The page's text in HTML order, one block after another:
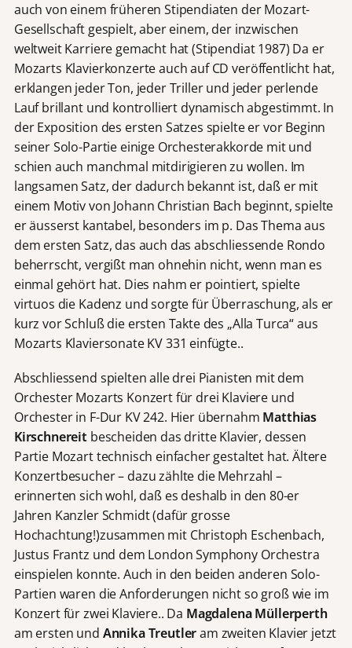
auch von einem früheren Stipendiaten der Mozart-
Gesellschaft gespielt, aber einem, der inzwischen
weltweit Karriere gemacht hat (Stipendiat 1987) Da er
Mozarts Klavierkonzerte auch auf CD veröffentlicht hat,
erklangen jeder Ton, jeder Triller und jeder perlende
Lauf brillant und kontrolliert dynamisch abgestimmt. In
der Exposition des ersten Satzes spielte er vor Beginn
seiner Solo-Partie einige Orchesterakkorde mit und
schien auch manchmal mitdirigieren zu wollen. Im
langsamen Satz, der dadurch bekannt ist, daß er mit
einem Motiv von Johann Christian Bach beginnt, spielte
er äusserst kantabel, besonders im p. Das Thema aus
dem ersten Satz, das auch das abschliessende Rondo
beherrscht, vergißt man ohnehin nicht, wenn man es
einmal gehört hat. Dies nahm er pointiert, spielte
virtuos die Kadenz und sorgte für Überraschung, als er
kurz vor Schluß die ersten Takte des „Alla Turca“ aus
Mozarts Klaviersonate KV 331 einfügte..
Abschliessend spielten alle drei Pianisten mit dem
Orchester Mozarts Konzert für drei Klaviere und
Orchester in F-Dur KV 242. Hier übernahm Matthias
Kirschnereit bescheiden das dritte Klavier, dessen
Partie Mozart technisch einfacher gestaltet hat. Ältere
Konzertbesucher – dazu zählte die Mehrzahl –
erinnerten sich wohl, daß es deshalb in den 80-er
Jahren Kanzler Schmidt (dafür grosse
Hochachtung!)zusammen mit Christoph Eschenbach,
Justus Frantz und dem London Symphony Orchestra
einspielen konnte. Auch in den beiden anderen Solo-
Partien waren die Anforderungen nicht so groß wie im
Konzert für zwei Klaviere.. Da Magdalena Müllerperth
am ersten und Annika Treutleram zweiten Klavier jetzt